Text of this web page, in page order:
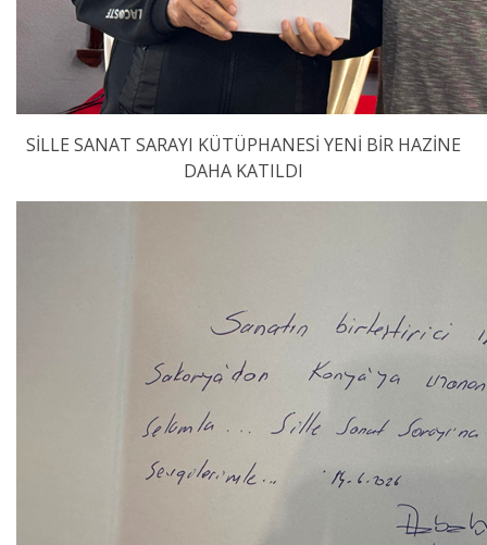
SİLLE SANAT SARAYI KÜTÜPHANESİ YENİ BİR HAZİNE
DAHA KATILDI